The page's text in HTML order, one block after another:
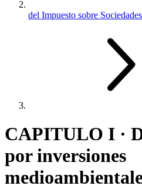
del Impuesto sobre Sociedades
CAPITULO I ·
por inversiones